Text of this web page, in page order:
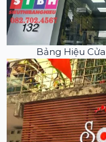
Bảng Hiệu